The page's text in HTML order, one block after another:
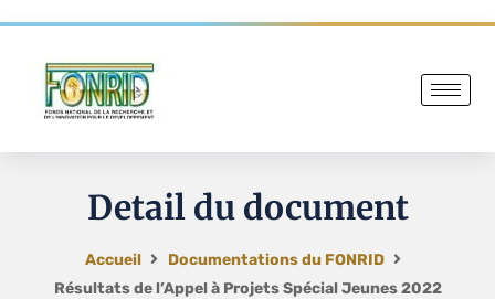
Detail du document
Accueil
Documentations du FONRID
Résultats de l’Appel à Projets Spécial Jeunes 2022